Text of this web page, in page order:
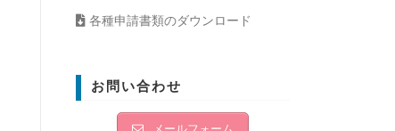
各種申請書類のダウンロード
お問い合わせ